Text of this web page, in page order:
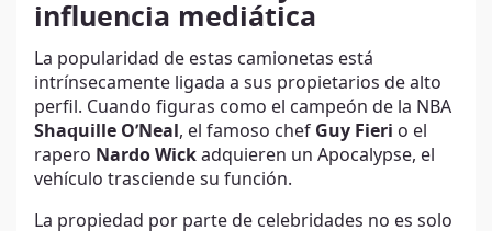
influencia mediática
La popularidad de estas camionetas está
intrínsecamente ligada a sus propietarios de alto
perfil. Cuando figuras como el campeón de la NBA
Shaquille O’Neal , el famoso chef Guy Fieri o el
rapero Nardo Wick adquieren un Apocalypse, el
vehículo trasciende su función.
La propiedad por parte de celebridades no es solo